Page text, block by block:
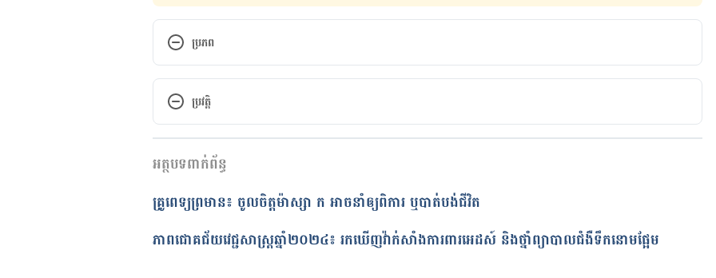
ប្រភព
https://www.channelnewsasia.com/news/singapore/covid-19-coronavirus-hygiene-
clean-surfaces-handphones-moh-12430220?cid=FBcna
ប្រវត្តិ
កំណែ​ប្រែបច្ចុប្បន្ន
11/05/2020
ថាត់ រ័ត្នមូនីតា
ត្រួតពិនិត្យដោយ វេជ្ជ. ចាន់ ស៊ីណេត
បច្ចុប្បន្នភាពដោយ៖ ជីព ចិត្ត
អត្ថបទពាក់ព័ន្ធ
គ្រូពេទ្យព្រមាន៖ ចូលចិត្តម៉ាស្សា ក អាចនាំឲ្យពិការ ឬបាត់បង់ជីវិត
ភាពជោគជ័យវេជ្ជសាស្ត្រឆ្នាំ២០២៤៖ រកឃើញវ៉ាក់សាំងការពារអេដស៍ និងថ្នាំព្យាបាលជំងឺទឹកនោមផ្អែម